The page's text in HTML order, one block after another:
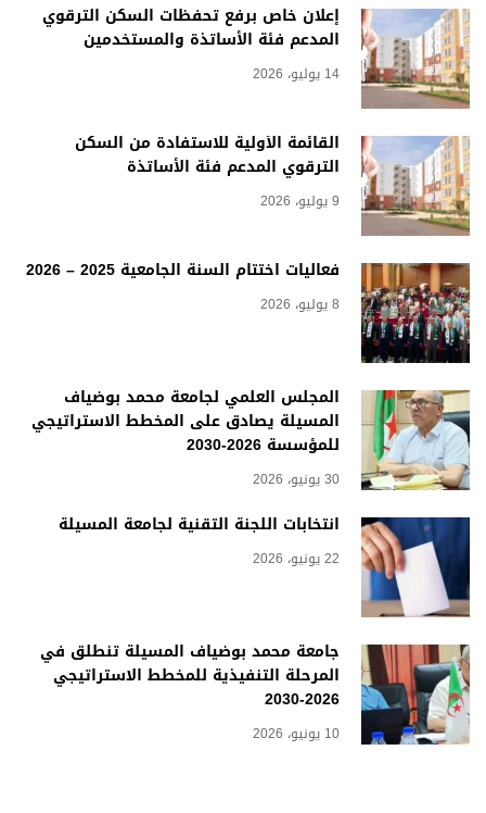
إعلان خاص برفع تحفظات السكن الترقوي
المدعم فئة الأساتذة والمستخدمين
14 يوليو، 2026
القائمة الأولية للاستفادة من السكن
الترقوي المدعم فئة الأساتذة
9 يوليو، 2026
فعاليات اختتام السنة الجامعية 2025 – 2026
8 يوليو، 2026
المجلس العلمي لجامعة محمد بوضياف
المسيلة يصادق على المخطط الاستراتيجي
للمؤسسة 2026-2030
30 يونيو، 2026
انتخابات اللجنة التقنية لجامعة المسيلة
22 يونيو، 2026
جامعة محمد بوضياف المسيلة تنطلق في
المرحلة التنفيذية للمخطط الاستراتيجي
2026-2030
10 يونيو، 2026